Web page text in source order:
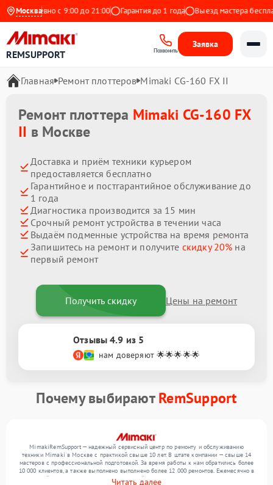
Москва
Ежедневно с 9:00 до 21:00 Гарантия до 1 года Выезд мастера
REMSUPPORT Позвонить
Заявка
Главная Ремонт плоттеров Mimaki CG-160 FX II
Ремонт плоттера Mimaki CG-160 FX
II в Москве
Доставка и приём техники курьером
предоставляется бесплатно
Гарантийное и постгарантийное обслуживание до
1 года
Диагностика производится за 15 мин
Срочный ремонт устройства в течении часа
Выдаём подменные устройства на время ремонта
Запишитесь на ремонт и получите скидку 20% на
первый ремонт
Получить скидку Цены на ремонт
Отзывы 4.9 из 5
нам доверяют 🌟🌟🌟🌟🌟
Почему выбираютRemSupport
MimakiRemSupport — надежный сервисный центр по ремонту и обслуживанию
техники Mimaki в Москве с практикой свыше 10 лет. В штате компании — свыше 14
мастеров с профессиональной подготовкой. За время работы к нам обратились более
10 000 клиентов, а также выполнено выполнено более 12 000 ремонтов. Ежемесячно в
сервисный центр поступает более 300 устройств, включая , , . Мы устраняем поломки
Читать далее